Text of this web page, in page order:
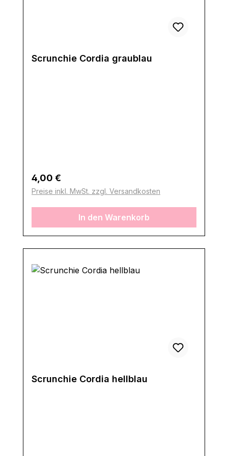
Scrunchie Cordia graublau
Regulärer Preis:
4,00 €
Preise inkl. MwSt. zzgl. Versandkosten
In den Warenkorb
Scrunchie Cordia hellblau